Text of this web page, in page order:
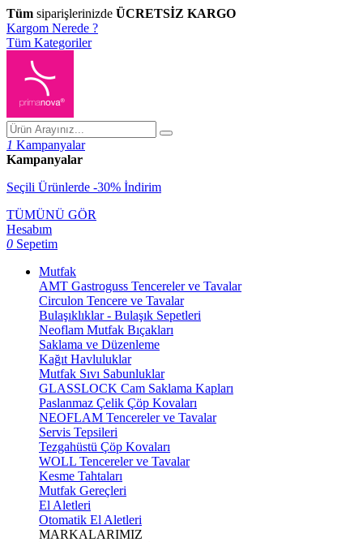
Tüm siparişlerinizde ÜCRETSİZ KARGO
Kargom Nerede ?
Tüm Kategoriler
1 Kampanyalar
Kampanyalar
Seçili Ürünlerde -30% İndirim
TÜMÜNÜ GÖR
Hesabım
0 Sepetim
Mutfak
AMT Gastroguss Tencereler ve Tavalar
Circulon Tencere ve Tavalar
Bulaşıklıklar - Bulaşık Sepetleri
Neoflam Mutfak Bıçakları
Saklama ve Düzenleme
Kağıt Havluluklar
Mutfak Sıvı Sabunluklar
GLASSLOCK Cam Saklama Kapları
Paslanmaz Çelik Çöp Kovaları
NEOFLAM Tencereler ve Tavalar
Servis Tepsileri
Tezgahüstü Çöp Kovaları
WOLL Tencereler ve Tavalar
Kesme Tahtaları
Mutfak Gereçleri
El Aletleri
Otomatik El Aletleri
MARKALARIMIZ